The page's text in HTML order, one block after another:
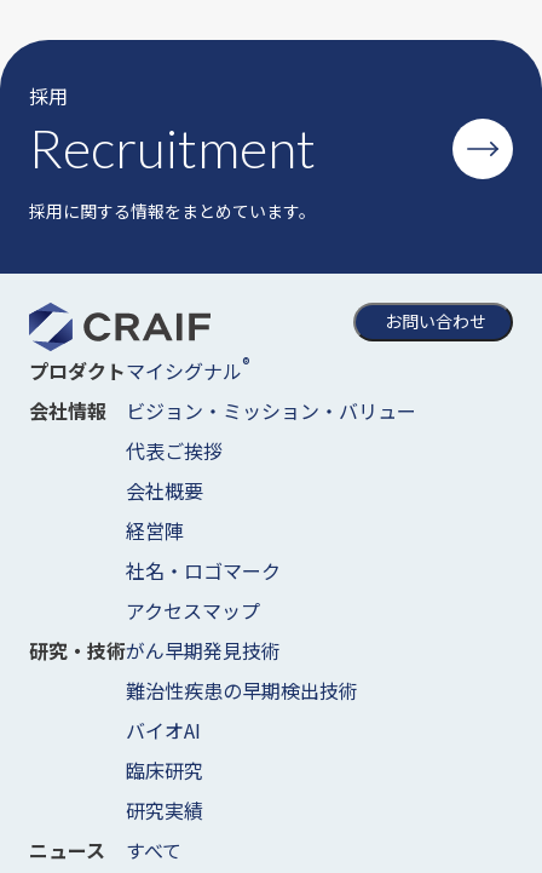
採用
Recruitment
採用に関する情報をまとめています。
お問い合わせ
プロダクトマイシグナル®
会社情報
ビジョン・ミッション・バリュー
代表ご挨拶
会社概要
経営陣
社名・ロゴマーク
アクセスマップ
研究・技術がん早期発見技術
難治性疾患の早期検出技術
バイオAI
臨床研究
研究実績
ニュース
すべて